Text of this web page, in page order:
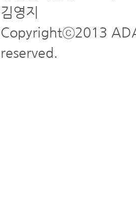
김영지
Copyrightⓒ2013
reserved.